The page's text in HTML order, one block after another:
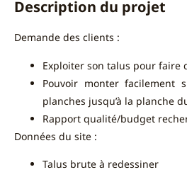
Description du projet
Demande des clients :
Exploiter son talus pour faire
Pouvoir monter facilement
planches jusqu’à la planche
Rapport qualité/budget
Données du site :
Talus brute à redessiner